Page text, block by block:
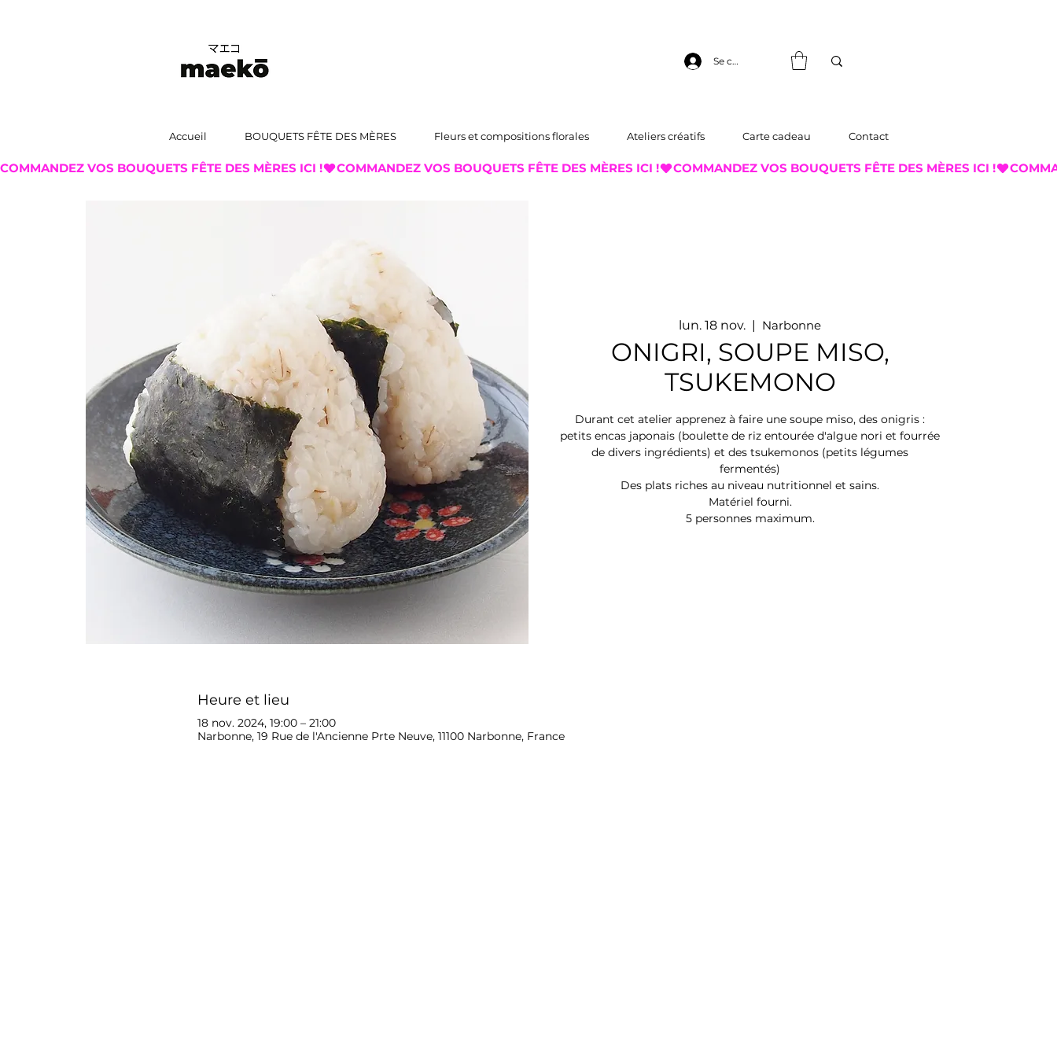
Se connecter
Accueil BOUQUETS FÊTE DES MÈRES Fleurs et compositions florales Ateliers créatifs Carte cadeau Contact
lun. 18 nov.
  |
Narbonne
ONIGRI, SOUPE MISO,
TSUKEMONO
Durant cet atelier apprenez à faire une soupe miso, des onigris :
petits encas japonais (boulette de riz entourée d'algue nori et fourrée
de divers ingrédients) et des tsukemonos (petits légumes
fermentés)
Des plats riches au niveau nutritionnel et sains.
Matériel fourni.
5 personnes maximum.
Heure et lieu
18 nov. 2024, 19:00 – 21:00
Narbonne, 19 Rue de l'Ancienne Prte Neuve, 11100 Narbonne, France
COMMANDEZ VOS BOUQUETS FÊTE DES MÈRES ICI !